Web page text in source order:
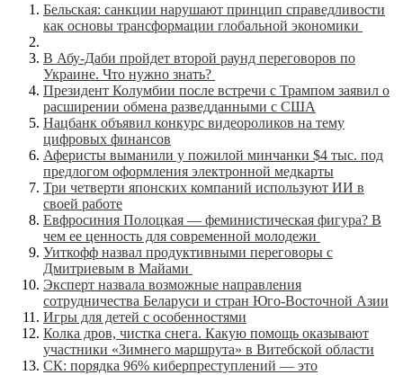
Бельская: санкции нарушают принцип справедливости
как основы трансформации глобальной экономики
В Абу-Даби пройдет второй раунд переговоров по
Украине. Что нужно знать?
Президент Колумбии после встречи с Трампом заявил о
расширении обмена разведданными с США
Нацбанк объявил конкурс видеороликов на тему
цифровых финансов
Аферисты выманили у пожилой минчанки $4 тыс. под
предлогом оформления электронной медкарты
Три четверти японских компаний используют ИИ в
своей работе
Евфросиния Полоцкая — феминистическая фигура? В
чем ее ценность для современной молодежи
Уиткофф назвал продуктивными переговоры с
Дмитриевым в Майами
Эксперт назвала возможные направления
сотрудничества Беларуси и стран Юго-Восточной Азии
Игры для детей с особенностями
Колка дров, чистка снега. Какую помощь оказывают
участники «Зимнего маршрута» в Витебской области
СК: порядка 96% киберпреступлений — это